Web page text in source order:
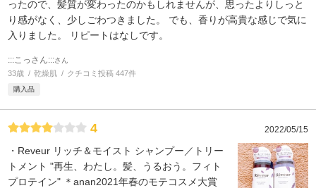
ったので、髪質が変わったのかもしれませんが、思ったよりしっと
り感がなく、少しごわつきました。 でも、香りが高貴な感じで気に
入りました。 リピートはなしです。
:::こっさん:::さん
33歳 乾燥肌 クチコミ投稿 447件
購入品
4 2022/05/15
・Reveur リッチ＆モイスト シャンプー／トリー
トメント "再生、わたし。髪、うるおう。フィト
プロテイン" ＊anan2021年春のモテコスメ大賞